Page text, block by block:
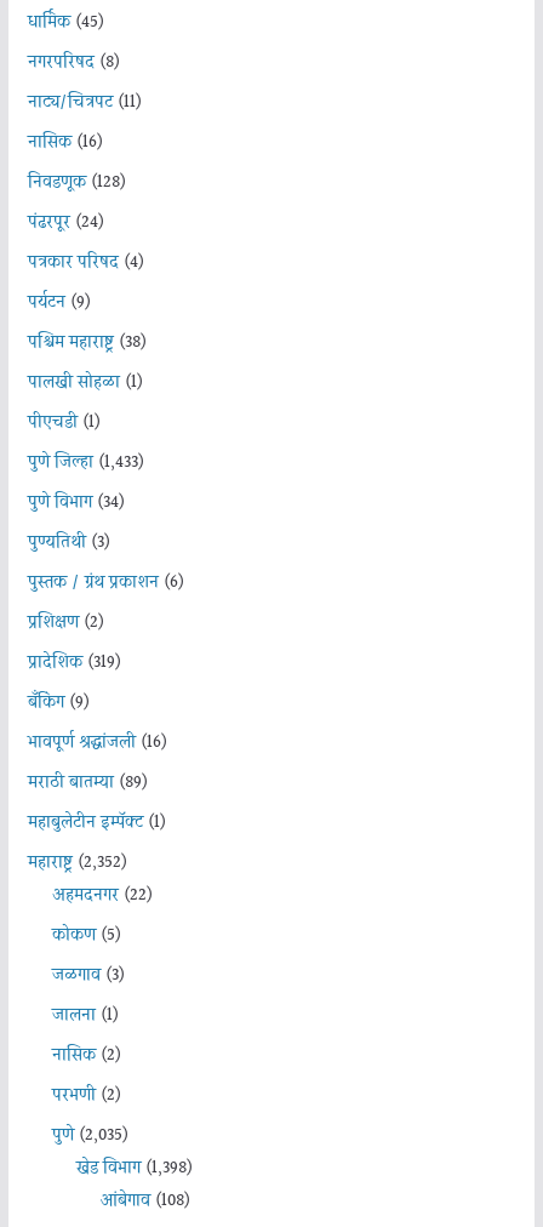
धार्मिक(45)
नगरपरिषद(8)
नाट्य/चित्रपट(11)
नासिक(16)
निवडणूक(128)
पंढरपूर(24)
पत्रकार परिषद(4)
पर्यटन(9)
पश्चिम महाराष्ट्र(38)
पालखी सोहळा(1)
पीएचडी(1)
पुणे जिल्हा(1,433)
पुणे विभाग(34)
पुण्यतिथी(3)
पुस्तक / ग्रंथ प्रकाशन(6)
प्रशिक्षण(2)
प्रादेशिक(319)
बँकिंग(9)
भावपूर्ण श्रद्धांजली(16)
मराठी बातम्या(89)
महाबुलेटीन इम्पॅक्ट(1)
महाराष्ट्र(2,352)
अहमदनगर(22)
कोकण(5)
जळगाव(3)
जालना(1)
नासिक(2)
परभणी(2)
पुणे(2,035)
खेड विभाग(1,398)
आंबेगाव(108)